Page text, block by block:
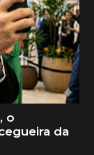
o
da